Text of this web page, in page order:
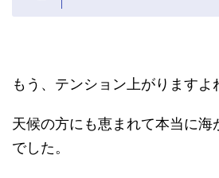
もう、テンション上がりますよ
天候の方にも恵まれて本当に海
でした。